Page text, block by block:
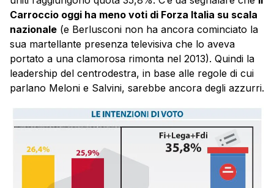
Carroccio oggi ha meno voti di Forza Italia su scala
nazionale (e Berlusconi non ha ancora cominciato la
sua martellante presenza televisiva che lo aveva
portato a una clamorosa rimonta nel 2013). Quindi la
leadership del centrodestra, in base alle regole di cui
parlano Meloni e Salvini, sarebbe ancora degli azzurri.